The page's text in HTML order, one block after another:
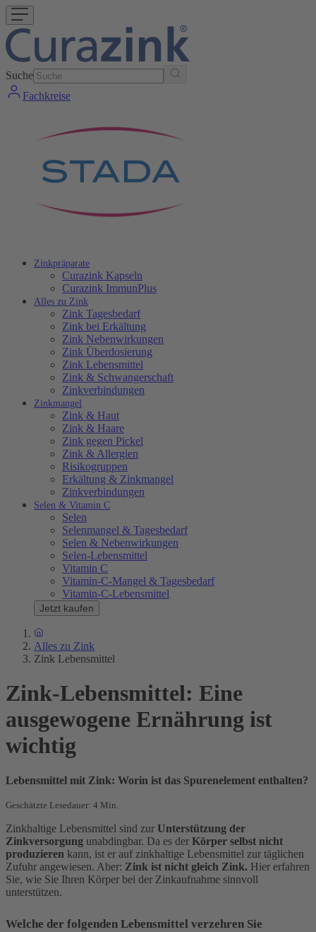
Suche
Fachkreise
Zinkpräparate
Curazink Kapseln
Curazink ImmunPlus
Alles zu Zink
Zink Tagesbedarf
Zink bei Erkältung
Zink Nebenwirkungen
Zink Überdosierung
Zink Lebensmittel
Zink & Schwangerschaft
Zinkverbindungen
Zinkmangel
Zink & Haut
Zink & Haare
Zink gegen Pickel
Zink & Allergien
Risikogruppen
Erkältung & Zinkmangel
Zinkverbindungen
Selen & Vitamin C
Selen
Selenmangel & Tagesbedarf
Selen & Nebenwirkungen
Selen-Lebensmittel
Vitamin C
Vitamin-C-Mangel & Tagesbedarf
Vitamin-C-Lebensmittel
Jetzt kaufen
Alles zu Zink
Zink Lebensmittel
Zink-Lebensmittel: Eine
ausgewogene Ernährung ist
wichtig
Lebensmittel mit Zink: Worin ist das Spurenelement enthalten?
Geschätzte Lesedauer: 4 Min.
Zinkhaltige Lebensmittel sind zur Unterstützung der
Zinkversorgung unabdingbar. Da es der Körper selbst nicht
produzieren kann, ist er auf zinkhaltige Lebensmittel zur täglichen
Zufuhr angewiesen. Aber: Zink ist nicht gleich Zink. Hier erfahren
Sie, wie Sie Ihren Körper bei der Zinkaufnahme sinnvoll
unterstützen.
Welche der folgenden Lebensmittel verzehren Sie